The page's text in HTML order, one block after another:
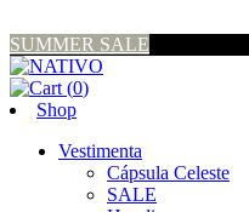
SUMMER SALE
(0)
Shop
Vestimenta
Cápsula Celeste
SALE